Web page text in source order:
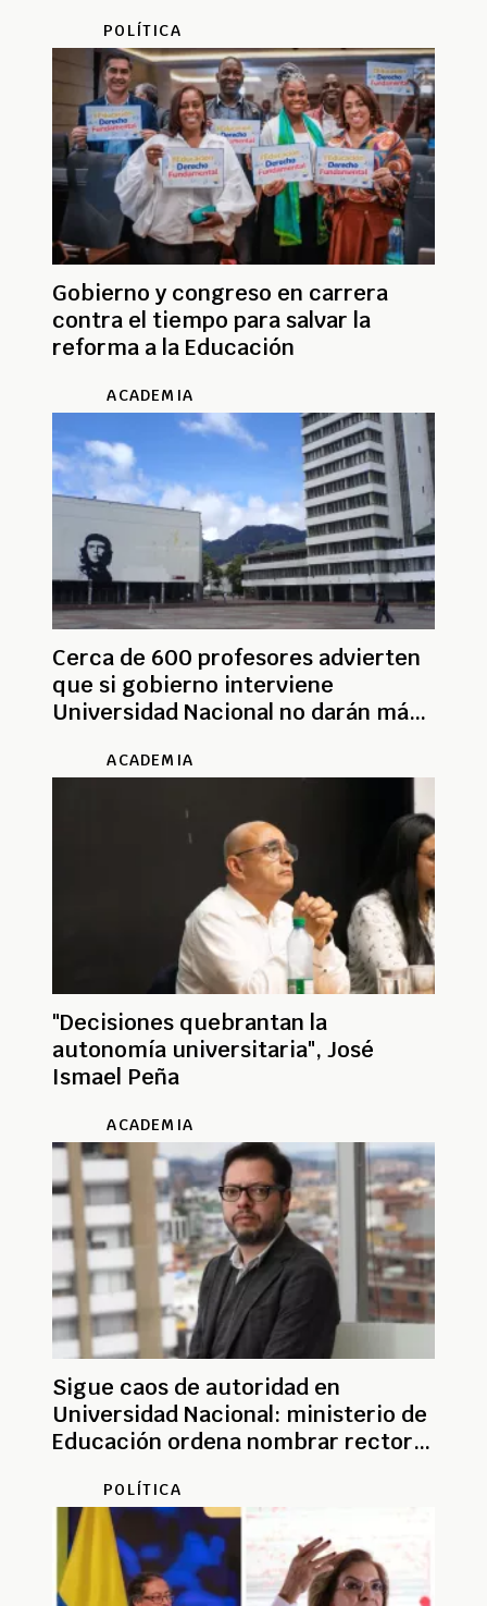
POLÍTICA
Gobierno y congreso en carrera
contra el tiempo para salvar la
reforma a la Educación
ACADEMIA
Cerca de 600 profesores advierten
que si gobierno interviene
Universidad Nacional no darán más
ACADEMIA
"Decisiones quebrantan la
autonomía universitaria", José
Ismael Peña
ACADEMIA
Sigue caos de autoridad en
Universidad Nacional: ministerio de
Educación ordena nombrar rector
POLÍTICA